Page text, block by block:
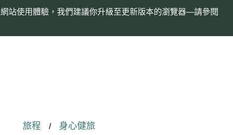
站使用體驗，我們建議你升級至更新版本的瀏覽器—請參閱
旅程 / 身心健旅